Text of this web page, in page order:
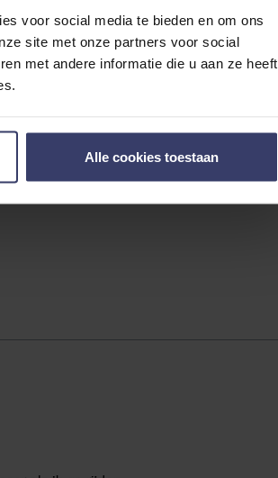
voor social media te bieden en om ons
site met onze partners voor social
met andere informatie die u aan ze heeft
Alle cookies toestaan